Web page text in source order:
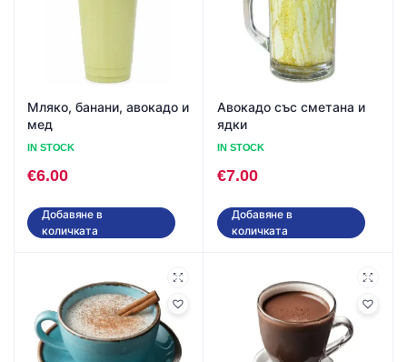
Мляко, банани, авокадо и
мед
IN STOCK
€6.00
Добавяне в
количката
Авокадо със сметана и
ядки
IN STOCK
€7.00
Добавяне в
количката